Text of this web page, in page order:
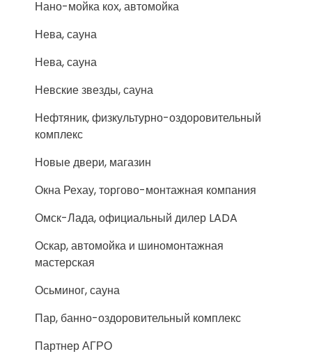
Нано-мойка кох, автомойка
Нева, сауна
Нева, сауна
Невские звезды, сауна
Нефтяник, физкультурно-оздоровительный
комплекс
Новые двери, магазин
Окна Рехау, торгово-монтажная компания
Омск-Лада, официальный дилер LADA
Оскар, автомойка и шиномонтажная
мастерская
Осьминог, сауна
Пар, банно-оздоровительный комплекс
Партнер АГРО